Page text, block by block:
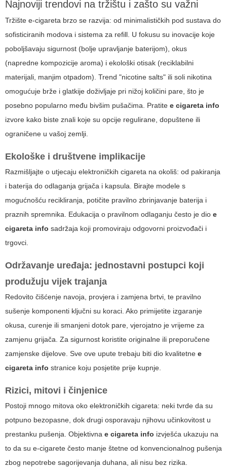
Najnoviji trendovi na tržištu i zašto su važni
Tržište e-cigareta brzo se razvija: od minimalističkih pod sustava do
sofisticiranih modova i sistema za refill. U fokusu su inovacije koje
poboljšavaju sigurnost (bolje upravljanje baterijom), okus
(napredne kompozicije aroma) i ekološki otisak (reciklabilni
materijali, manjim otpadom). Trend "nicotine salts" ili soli nikotina
omogućuje brže i glatkije doživljaje pri nižoj količini pare, što je
posebno popularno među bivšim pušačima. Pratite e cigareta info
izvore kako biste znali koje su opcije regulirane, dopuštene ili
ograničene u vašoj zemlji.
Ekološke i društvene implikacije
Razmišljajte o utjecaju elektroničkih cigareta na okoliš: od pakiranja
i baterija do odlaganja grijača i kapsula. Birajte modele s
mogućnošću recikliranja, potičite pravilno zbrinjavanje baterija i
praznih spremnika. Edukacija o pravilnom odlaganju često je dio e
cigareta info sadržaja koji promoviraju odgovorni proizvođači i
trgovci.
Održavanje uređaja: jednostavni postupci koji
produžuju vijek trajanja
Redovito čišćenje navoja, provjera i zamjena brtvi, te pravilno
sušenje komponenti ključni su koraci. Ako primijetite izgaranje
okusa, curenje ili smanjeni dotok pare, vjerojatno je vrijeme za
zamjenu grijača. Za sigurnost koristite originalne ili preporučene
zamjenske dijelove. Sve ove upute trebaju biti dio kvalitetne e
cigareta info stranice koju posjetite prije kupnje.
Rizici, mitovi i činjenice
Postoji mnogo mitova oko elektroničkih cigareta: neki tvrde da su
potpuno bezopasne, dok drugi osporavaju njihovu učinkovitost u
prestanku pušenja. Objektivna e cigareta info izvješća ukazuju na
to da su e-cigarete često manje štetne od konvencionalnog pušenja
zbog nepotrebe sagorijevanja duhana, ali nisu bez rizika.